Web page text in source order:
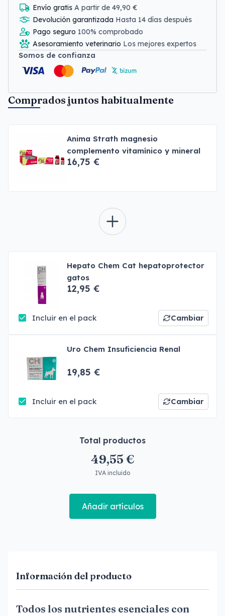
Envío gratis A partir de 49,90 €
Devolución garantizada Hasta 14 días después
Pago seguro 100% comprobado
Asesoramiento veterinario Los mejores expertos
Somos de confianza
Comprados juntos habitualmente
Anima Strath magnesio
complemento vitamínico y mineral
16,75 €
Hepato Chem Cat hepatoprotector
gatos
12,95 €
Incluir en el pack Cambiar
Uro Chem Insuficiencia Renal
19,85 €
Incluir en el pack Cambiar
Total productos
49,55 €
IVA incluido
Añadir artículos
Información del producto
Todos los nutrientes esenciales con